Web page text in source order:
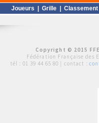
Joueurs Grille Classement
Copyright © 2015
Fédération Française des
tél : 01 39 44 65 80 | contact :